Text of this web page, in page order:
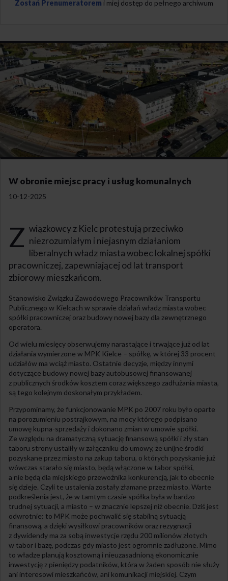
Zostań Prenumeratorem i miej dostęp do pełnego archiwum
W obronie miejsc pracy i usług komunalnych
10-12-2025
Z wiązkowcy z Kielc protestują przeciwko
niezrozumiałym i niejasnym działaniom
liberalnych władz miasta wobec lokalnej spółki
pracowniczej, zapewniającej od lat transport
zbiorowy mieszkańcom.
Stanowisko Związku Zawodowego Pracowników Transportu
Publicznego w Kielcach w sprawie działań władz miasta wobec
spółki pracowniczej oraz budowy nowej bazy dla zewnętrznego
operatora.
Od wielu miesięcy obserwujemy narastające i trwające już od lat
działania wymierzone w MPK Kielce – spółkę, w której 33 procent
udziałów ma wciąż miasto. Ostatnie decyzje, między innymi
dotyczące budowy nowej bazy autobusowej finansowanej
z publicznych środków kosztem coraz większego zadłużania miasta,
są tego kolejnym doskonałym przykładem.
Przypominamy, że funkcjonowanie MPK po 2007 roku było oparte
na porozumieniu postrajkowym, na mocy którego podpisano
umowę kupna-sprzedaży i dokonano zmian w umowie spółki.
Ze względu na dramatyczną sytuację finansową spółki i zły stan
taboru strony ustaliły w załączniku do umowy, że unijne środki
pozyskane przez miasto na zakup taboru, o których pozyskanie już
wówczas starało się miasto, będą włączone w tabor spółki,
a nie będą dla miejskiego przewoźnika konkurencją, jak to obecnie
się dzieje. Czyli te ustalenia zostały złamane przez miasto. Warte
podkreślenia jest, że w tamtym czasie spółka była w bardzo
trudnej sytuacji, a miasto – w znacznie lepszej niż obecnie. Dziś jest
odwrotnie: to MPK może pochwalić się stabilną sytuacją
finansową, a dzięki wysiłkowi pracowników oraz rezygnacji
z dywidendy ma za sobą inwestycje rzędu 200 milionów złotych
w tabor i bazę, podczas gdy miasto jest ogromnie zadłużone. Mimo
to władze planują kosztowną i nieuzasadnioną ekonomicznie
inwestycję z pieniędzy podatników, która w żaden sposób nie służy
ani interesowi mieszkańców, ani komunikacji miejskiej. Czym